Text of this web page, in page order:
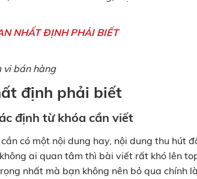
NHẤT ĐỊNH PHẢI BIẾT
vi bán hàng
định phải biết
định từ khóa cần viết
có một nội dung hay, nội dung thu hút
ai quan tâm thì bài viết rất khó lên
nhất mà bạn không nên bỏ qua chính